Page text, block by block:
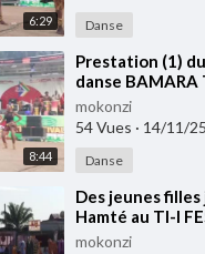
6:29 Danse
8:44
⁣Prestation (1)
danse BAMARA
RCA au TÎ-Ï
mokonzi
54 Vues · 14/11/25
Danse
⁣Des jeunes
Hamté au TI-I
mokonzi